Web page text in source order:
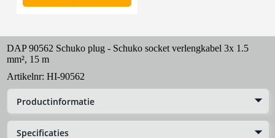
DAP 90562 Schuko plug - Schuko socket verlengkabel 3x 1.5
mm², 15 m
Artikelnr: HI-90562
Productinformatie
Specificaties